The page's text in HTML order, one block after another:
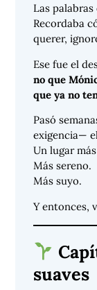
Las
Recordaba
querer,
Ese fue el
no que
que ya no
Pasó
exigencia—
Un lugar
Más sereno.
Más suyo.
Y entonces,
suaves